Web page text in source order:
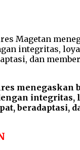
menegaskan
beradaptasi,